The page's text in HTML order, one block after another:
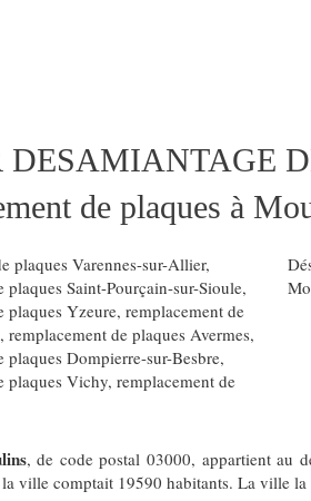
DESAMIANTAGE
de plaques à
plaques Varennes-sur-Allier,
plaques Saint-Pourçain-sur-Sioule,
plaques Yzeure,remplacement de
,remplacement de plaques Avermes,
plaques Dompierre-sur-Besbre,
plaques Vichy,remplacement de
, de code postal 03000, appartient au
ville comptait 19590 habitants. La ville